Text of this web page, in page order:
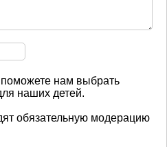
нам выбрать
наших детей.
обязательную модерацию